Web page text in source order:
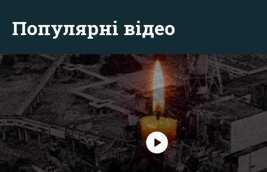
Популярні відео